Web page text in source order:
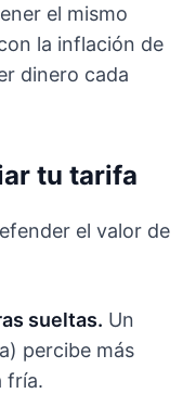
el mismo
la inflación de
dinero cada
tu tarifa
el valor de
sueltas. Un
percibe más
fría.